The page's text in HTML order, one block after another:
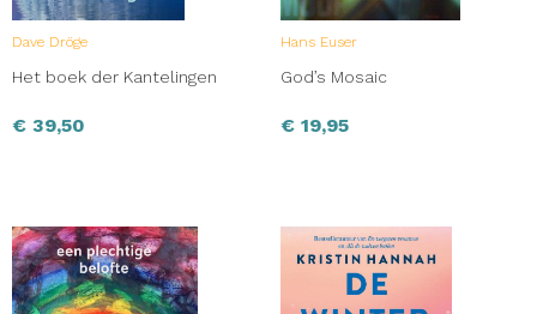
Dave Dröge
Het boek der Kantelingen
€ 39,50
Hans Euser
God’s Mosaic
€ 19,95